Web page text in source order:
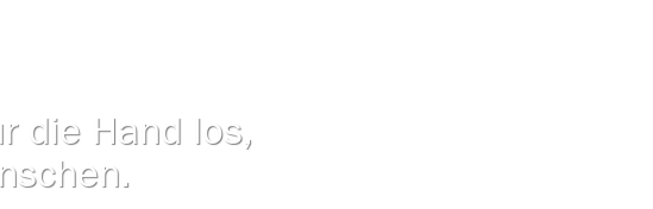
die Hand los,